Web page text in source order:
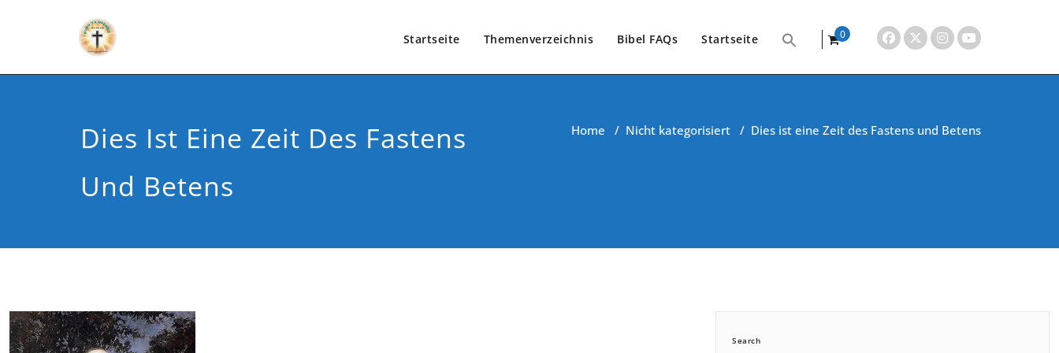
Startseite Themenverzeichnis Bibel FAQs Startseite
0
Dies Ist Eine Zeit Des Fastens
Und Betens
Home / Nicht kategorisiert / Dies ist eine Zeit des Fastens und Betens
Search